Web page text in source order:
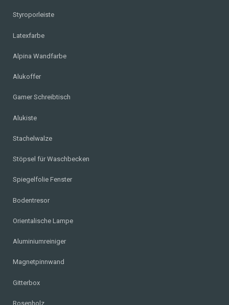
Styroporleiste
Latexfarbe
Alpina Wandfarbe
Alukoffer
Gamer Schreibtisch
Alukiste
Stachelwalze
Stöpsel für Waschbecken
Spiegelfolie Fenster
Bodentresor
Orientalische Lampe
Aluminiumreiniger
Magnetpinnwand
Gitterbox
Rosenholz